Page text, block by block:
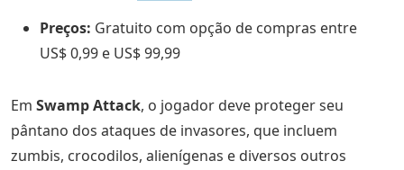
Preços: Gratuito com opção de compras entre
US$ 0,99 e US$ 99,99
Em Swamp Attack, o jogador deve proteger seu
pântano dos ataques de invasores, que incluem
zumbis, crocodilos, alienígenas e diversos outros